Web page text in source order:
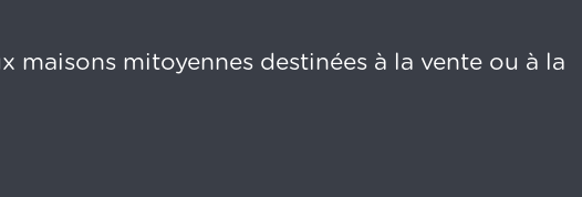
maisons mitoyennes destinées à la vente ou à la